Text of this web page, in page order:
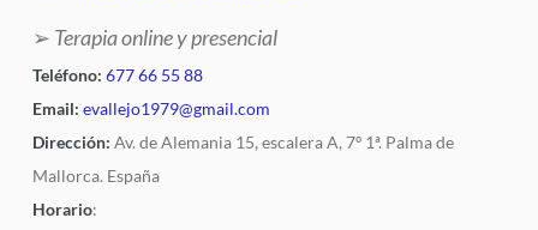
➢ Terapia online y presencial
Teléfono: 677 66 55 88
Email: evallejo1979@gmail.com
Dirección: Av. de Alemania 15, escalera A, 7º 1ª. Palma de
Mallorca. España
Horario: